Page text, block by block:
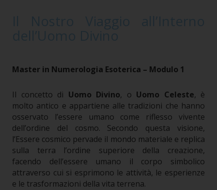
Master in Numerologia Esoterica – Modulo 1
Il concetto di Uomo Divino, o Uomo Celeste, è
molto antico e appartiene alle tradizioni che hanno
osservato l’essere umano come riflesso vivente
dell’ordine del cosmo. Secondo questa visione,
l’Essere cosmico pervade il mondo materiale e replica
sulla terra l’ordine superiore della creazione,
facendo dell’essere umano il corpo simbolico
attraverso cui si esprimono le attività, le esperienze
e le trasformazioni della vita terrena.